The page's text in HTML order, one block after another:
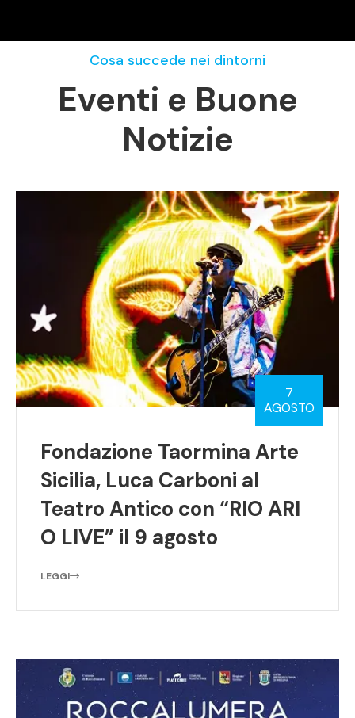
Cosa succede nei dintorni
Eventi e Buone
Notizie
7
AGOSTO
Fondazione Taormina Arte
Sicilia, Luca Carboni al
Teatro Antico con “RIO ARI
O LIVE” il 9 agosto
LEGGI